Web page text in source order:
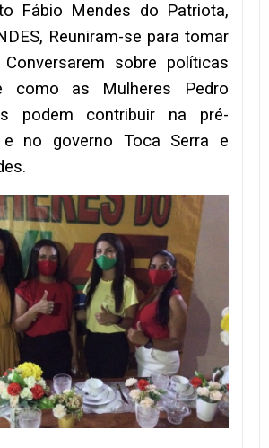
Fábio Mendes do Patriota,
Reuniram-se para tomar
sobre políticas
como as Mulheres Pedro
podem contribuir na pré-
e no governo Toca Serra e